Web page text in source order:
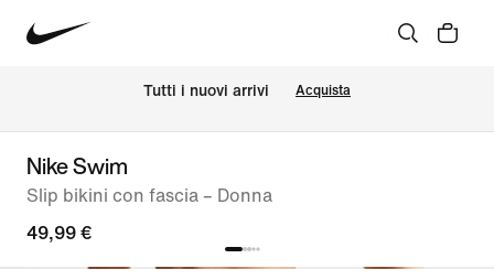
Tutti i nuovi arrivi Acquista
Nike Swim
Slip bikini con fascia – Donna
49,99 €